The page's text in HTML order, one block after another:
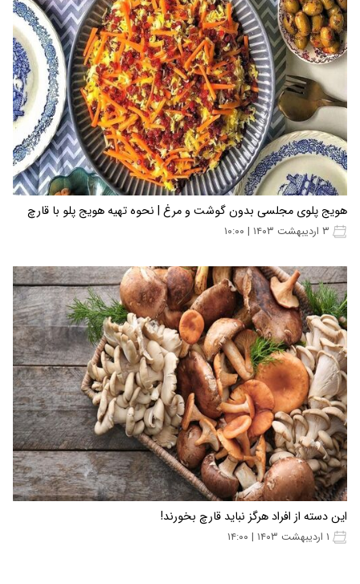
هویج پلوی مجلسی بدون گوشت و مرغ | نحوه تهیه هویج پلو با قارچ
این دسته از افراد هرگز نباید قارچ بخورند!